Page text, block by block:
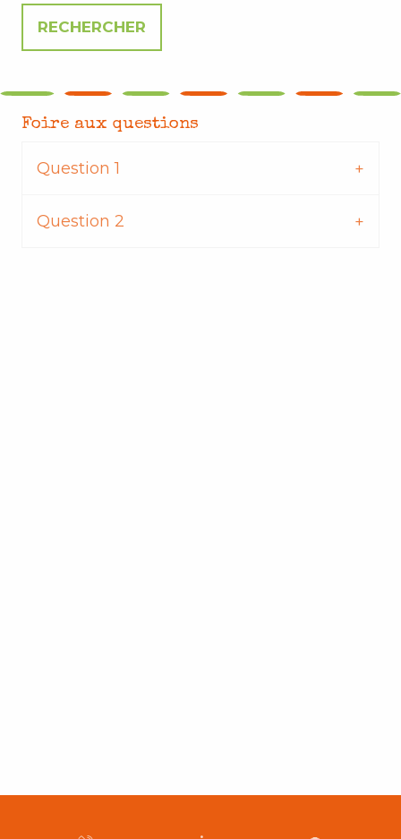
Foire aux questions
Question 1
Question 2